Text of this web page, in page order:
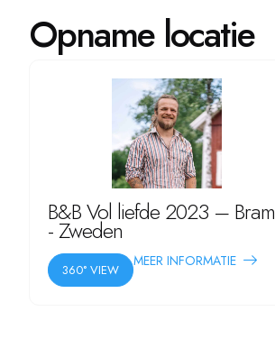
Opname locatie
B&B Vol liefde 2023 – Bram
- Zweden
360° VIEW
MEER INFORMATIE